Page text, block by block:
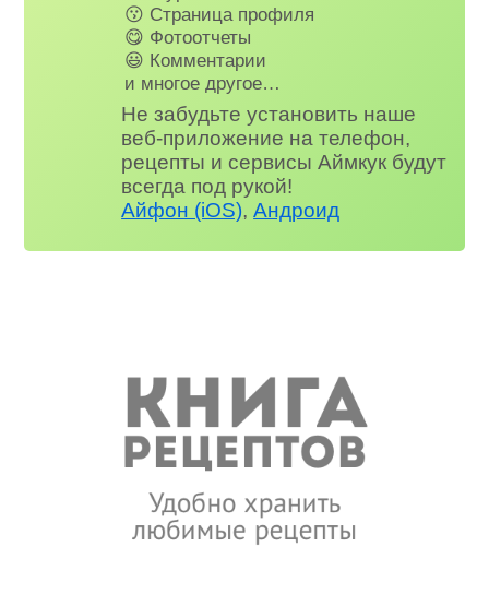
😗 Страница профиля
😋 Фотоотчеты
😃 Комментарии
и многое другое…
Не забудьте установить наше
веб-приложение на телефон,
рецепты и сервисы Аймкук будут
всегда под рукой!
Айфон (iOS),Андроид